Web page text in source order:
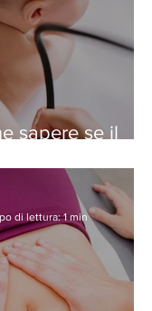
sapere se il
di lettura: 1 min